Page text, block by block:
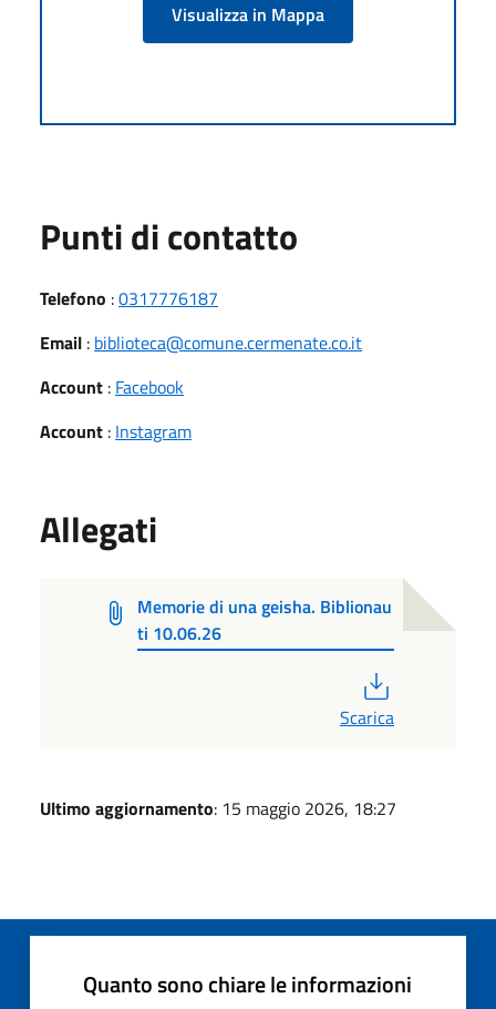
Visualizza in Mappa
Punti di contatto
Telefono :0317776187
Email : biblioteca@comune.cermenate.co.it
Account : Facebook
Account : Instagram
Allegati
Memorie di una geisha. Biblionau
ti 10.06.26
Scarica
Ultimo aggiornamento: 15 maggio 2026, 18:27
Quanto sono chiare le informazioni